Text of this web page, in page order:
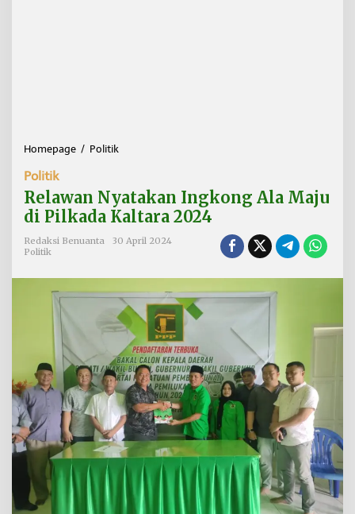
Homepage / Politik
a
w
a
a
t
a
k
a
n
I
n
g
k
o
n
g
M
Politik
Relawan Nyatakan Ingkong Ala Maju
di Pilkada Kaltara 2024
Redaksi Benuanta
30 April 2024
Politik